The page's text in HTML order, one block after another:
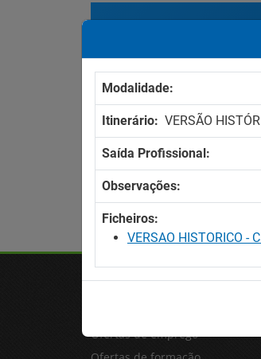
Resultados por página:
Modalidade:
Itinerário: VERSÃO
Saída Profissional:
Observações:
Ficheiros:
VERSAO HISTORICO
Ofertas de emprego